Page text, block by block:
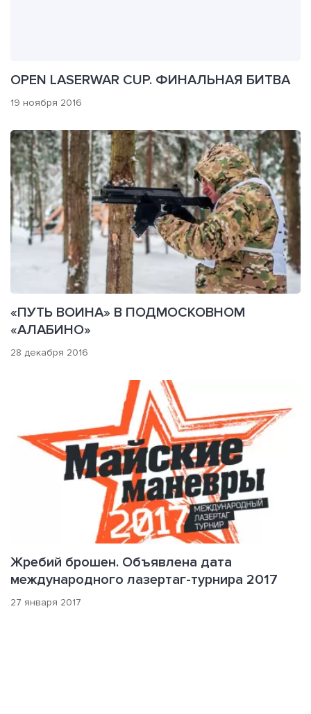
OPEN LASERWAR CUP. ФИНАЛЬНАЯ БИТВА
19 ноября 2016
«ПУТЬ ВОИНА» В ПОДМОСКОВНОМ
«АЛАБИНО»
28 декабря 2016
Жребий брошен. Объявлена дата
международного лазертаг-турнира 2017
27 января 2017